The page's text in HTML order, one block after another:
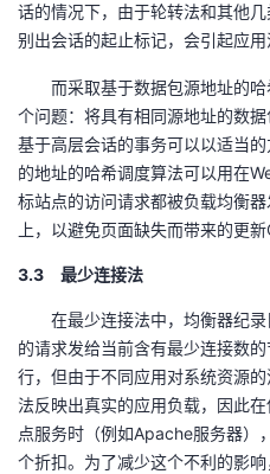
话的情况下，由于轮转法和其他
别出会话的起止标记，会引起应用
而采取基于数据包源地址的哈
个问题：将具有相同源地址的数
基于高层会话的事务可以以适当
的地址的哈希调度算法可以用在
标站点的访问请求都被负载均衡
上，以避免页面缺失而带来的更新
3.3 最少连接法
在最少连接法中，均衡器纪录
的请求发给当前含有最少连接数
行，但由于不同应用对系统资源
法反映出真实的应用负载，因此
点服务时（例如Apache服务器）
个折扣。为了减少这个不利的影